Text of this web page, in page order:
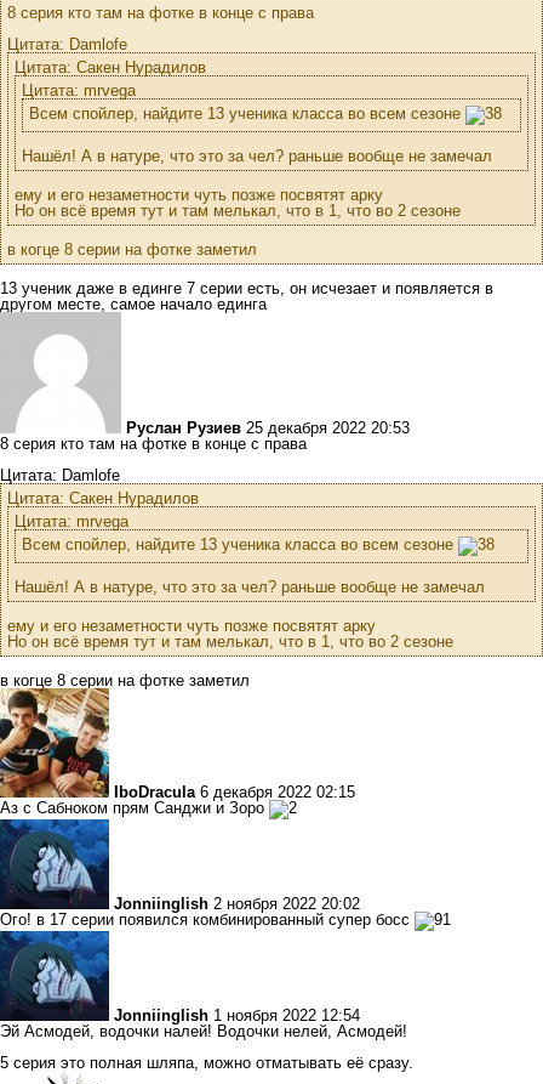
8 серия кто там на фотке в конце с права
Цитата: Damlofe
Цитата: Сакен Нурадилов
Цитата: mrvega
Всем спойлер, найдите 13 ученика класса во всем сезоне
Нашёл! А в натуре, что это за чел? раньше вообще не замечал
ему и его незаметности чуть позже посвятят арку
Но он всё время тут и там мелькал, что в 1, что во 2 сезоне
в когце 8 серии на фотке заметил
13 ученик даже в единге 7 серии есть, он исчезает и появляется в
другом месте, самое начало единга
Руслан Рузиев 25 декабря 2022 20:53
8 серия кто там на фотке в конце с права
Цитата: Damlofe
Цитата: Сакен Нурадилов
Цитата: mrvega
Всем спойлер, найдите 13 ученика класса во всем сезоне
Нашёл! А в натуре, что это за чел? раньше вообще не замечал
ему и его незаметности чуть позже посвятят арку
Но он всё время тут и там мелькал, что в 1, что во 2 сезоне
в когце 8 серии на фотке заметил
IboDracula 6 декабря 2022 02:15
Аз с Сабноком прям Санджи и Зоро
Jonniinglish 2 ноября 2022 20:02
Ого! в 17 серии появился комбинированный супер босс
Jonniinglish 1 ноября 2022 12:54
Эй Асмодей, водочки налей! Водочки нелей, Асмодей!
5 серия это полная шляпа, можно отматывать её сразу.